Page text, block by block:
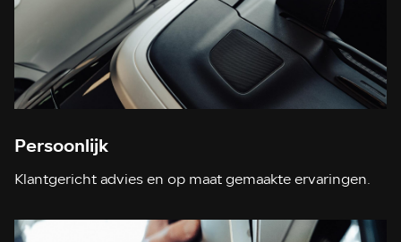
Persoonlijk
Klantgericht advies en op maat gemaakte ervaringen.